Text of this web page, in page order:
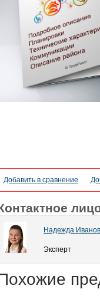
Добавить в сравнение
Надежда
Эксперт